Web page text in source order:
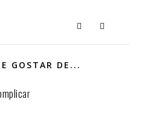
GOSTAR DE...